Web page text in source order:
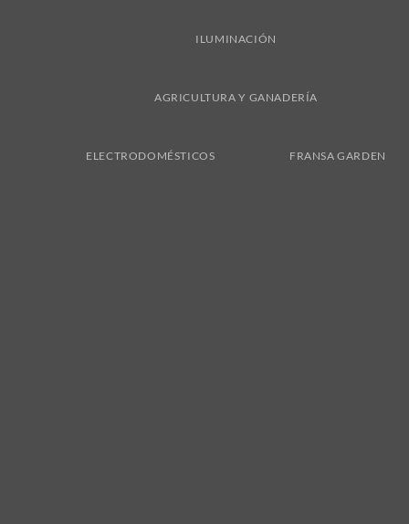
ILUMINACIÓN
AGRICULTURA Y GANADERÍA
ELECTRODOMÉSTICOS FRANSA GARDEN